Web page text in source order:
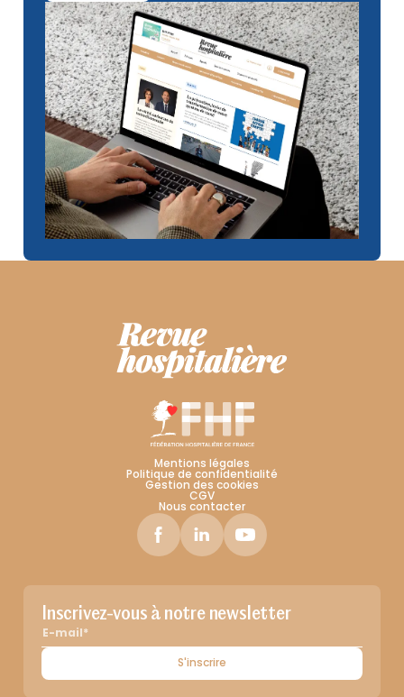
Mentions légales
Politique de confidentialité
Gestion des cookies
CGV
Nous contacter
Inscrivez-vous à notre newsletter
S'inscrire